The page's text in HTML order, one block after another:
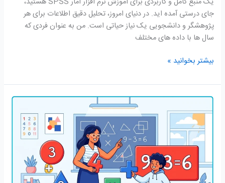
جای درستی آمده اید. در دنیای امروز، تحلیل دقیق اطلاعات برای هر
پژوهشگر و دانشجویی یک نیاز حیاتی است. من به عنوان فردی که
سال ها با داده های مختلف
بیشتر بخوانید »
آموزش
ریاضی
چهارم
دبستان؛
راهنمای
جامع